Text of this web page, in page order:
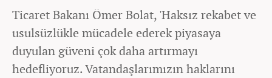
Ticaret Bakanı Ömer Bolat, 'Haksız rekabet ve
usulsüzlükle mücadele ederek piyasaya
duyulan güveni çok daha artırmayı
hedefliyoruz. Vatandaşlarımızın haklarını